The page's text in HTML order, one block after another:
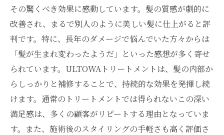
その驚くべき効果に感動しています。髪の質感が劇的に
改善され、まるで別人のように美しい髪に仕上がると評
判です。特に、長年のダメージで悩んでいた方々からは
「髪が生まれ変わったようだ」といった感想が多く寄せ
られています。ULTOWAトリートメントは、髪の内部か
らしっかりと補修することで、持続的な効果を発揮し続
けます。通常のトリートメントでは得られないこの深い
満足感は、多くの顧客がリピートする理由となっていま
す。また、施術後のスタイリングの手軽さも高く評価さ